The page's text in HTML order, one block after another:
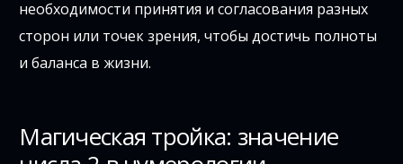
необходимости принятия и согласования разных
сторон или точек зрения, чтобы достичь полноты
и баланса в жизни.
Магическая тройка: значение